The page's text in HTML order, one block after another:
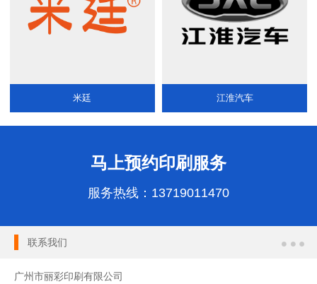
米廷 江淮汽车
马上预约印刷服务
服务热线： 13719011470
联系我们
广州市丽彩印刷有限公司